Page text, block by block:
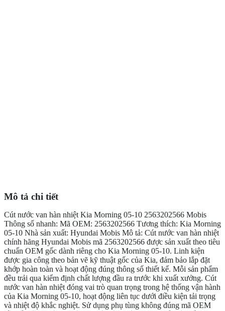
Mô tả chi tiết
Cút nước van hàn nhiệt Kia Morning 05-10 2563202566 Mobis
Thông số nhanh: Mã OEM: 2563202566 Tương thích: Kia Morning
05-10 Nhà sản xuất: Hyundai Mobis Mô tả: Cút nước van hàn nhiệt
chính hãng Hyundai Mobis mã 2563202566 được sản xuất theo tiêu
chuẩn OEM gốc dành riêng cho Kia Morning 05-10. Linh kiện
được gia công theo bản vẽ kỹ thuật gốc của Kia, đảm bảo lắp đặt
khớp hoàn toàn và hoạt động đúng thông số thiết kế. Mỗi sản phẩm
đều trải qua kiểm định chất lượng đầu ra trước khi xuất xưởng. Cút
nước van hàn nhiệt đóng vai trò quan trọng trong hệ thống vận hành
của Kia Morning 05-10, hoạt động liên tục dưới điều kiện tải trọng
và nhiệt độ khắc nghiệt. Sử dụng phụ tùng không đúng mã OEM